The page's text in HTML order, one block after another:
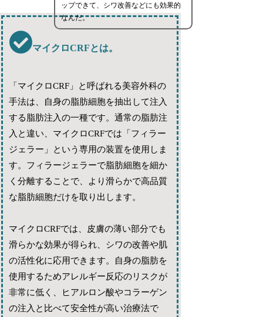
ップできて、シワ改善などにも効果的
なんだ。
マイクロCRFとは。
「マイクロCRF」と呼ばれる美容外科の
手法は、自身の脂肪細胞を抽出して注入
する脂肪注入の一種です。通常の脂肪注
入と違い、マイクロCRFでは「フィラー
ジェラー」という専用の装置を使用しま
す。フィラージェラーで脂肪細胞を細か
く分離することで、より滑らかで高品質
な脂肪細胞だけを取り出します。
マイクロCRFでは、皮膚の薄い部分でも
滑らかな効果が得られ、シワの改善や肌
の活性化に応用できます。自身の脂肪を
使用するためアレルギー反応のリスクが
非常に低く、ヒアルロン酸やコラーゲン
の注入と比べて安全性が高い治療法で